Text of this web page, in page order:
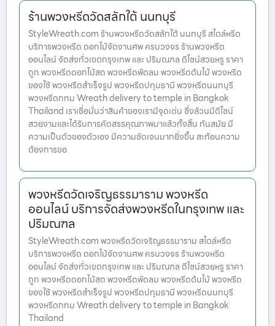
ร้านพวงหรีดวัดสลักใต้ นนทบุรี
StyleWreath.com ร้านพวงหรีดวัดสลักใต้ นนทบุรี สไตล์หรีด
บริการพวงหรีด ดอกไม้จัดงานศพ ครบวงจร ร้านพวงหรีด
ออนไลน์ จัดส่งทั่วเขตกรุงเทพ และ ปริมณฑล ดีไซน์สวยหรู ราคา
ถูก พวงหรีดดอกไม้สด พวงหรีดพัดลม พวงหรีดต้นไม้ พวงหรีด
ของใช้ พวงหรีดสำเร็จรูป พวงหรีดปทุมธานี พวงหรีดนนทบุรี
พวงหรีดกทม Wreath delivery to temple in Bangkok
Thailand เราเชื่อมั่นว่าสินค้าของเรามีจุดเด่น ซึ่งล้วนมีดีไซน์
สวยงามและได้รับการคัดสรรคุณภาพมาแล้วทั้งสิ้น ทันสมัย มี
ความเป็นตัวของตัวเอง มีความชัดเจนมากยิ่งขึ้น สะท้อนความ
ต้องการขอ
พวงหรีดวัดเจริญธรรมาราม พวงหรีด
ออนไลน์ บริการจัดส่งพวงหรีดในกรุงเทพ และ
ปริมณฑล
StyleWreath.com พวงหรีดวัดเจริญธรรมาราม สไตล์หรีด
บริการพวงหรีด ดอกไม้จัดงานศพ ครบวงจร ร้านพวงหรีด
ออนไลน์ จัดส่งทั่วเขตกรุงเทพ และ ปริมณฑล ดีไซน์สวยหรู ราคา
ถูก พวงหรีดดอกไม้สด พวงหรีดพัดลม พวงหรีดต้นไม้ พวงหรีด
ของใช้ พวงหรีดสำเร็จรูป พวงหรีดปทุมธานี พวงหรีดนนทบุรี
พวงหรีดกทม Wreath delivery to temple in Bangkok
Thailand